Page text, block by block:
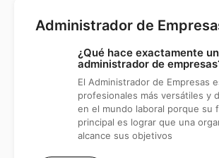
Administrador de
¿Qué hace exactamente un
administrador de
El Administrador de Empresas
profesionales más versátiles y
en el mundo laboral porque su
principal es lograr que una
alcance sus objetivos